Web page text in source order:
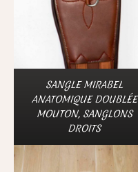
SANGLE MIRABEL
ANATOMIQUE DOUBLÉE
MOUTON, SANGLONS
DROITS